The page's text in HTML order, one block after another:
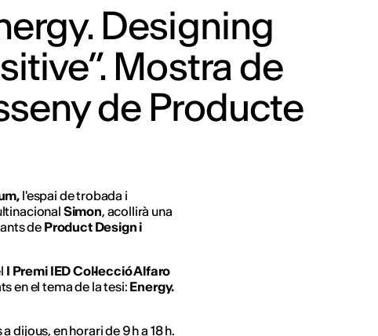
Designing
Mostra de
de Producte
l'espai de trobada i
Simon, acollirà una
deProduct Design i
I Premi IED Col·lecció Alfaro
en el tema de la tesi: Energy.
dijous, en horari de 9 h a 18 h.